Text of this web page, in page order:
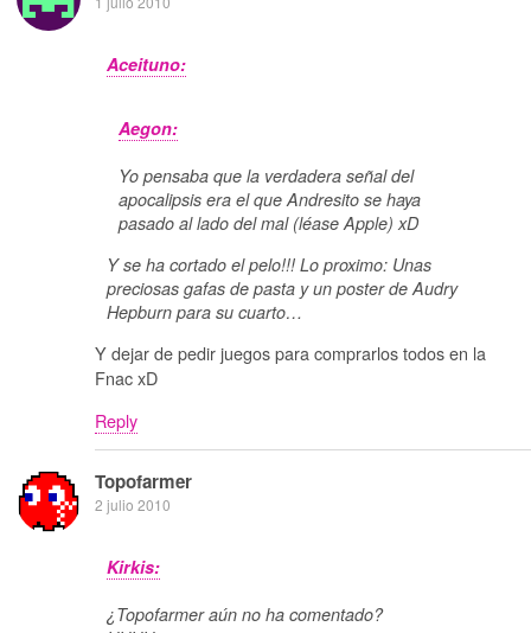
Aceituno:
Aegon:
Yo pensaba que la verdadera señal del
apocalipsis era el que Andresito se haya
pasado al lado del mal (léase Apple) xD
Y se ha cortado el pelo!!! Lo proximo: Unas
preciosas gafas de pasta y un poster de Audry
Hepburn para su cuarto…
Y dejar de pedir juegos para comprarlos todos en la
Fnac xD
Reply
Topofarmer
2 julio 2010
Kirkis:
¿Topofarmer aún no ha comentado?